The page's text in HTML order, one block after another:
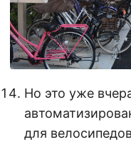
Но это уже
для